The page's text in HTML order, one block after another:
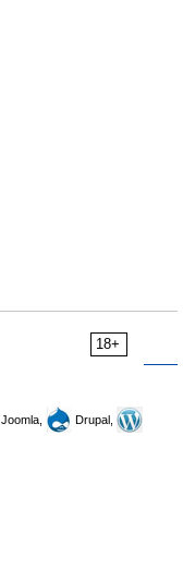
18+
Joomla,
Drupal,